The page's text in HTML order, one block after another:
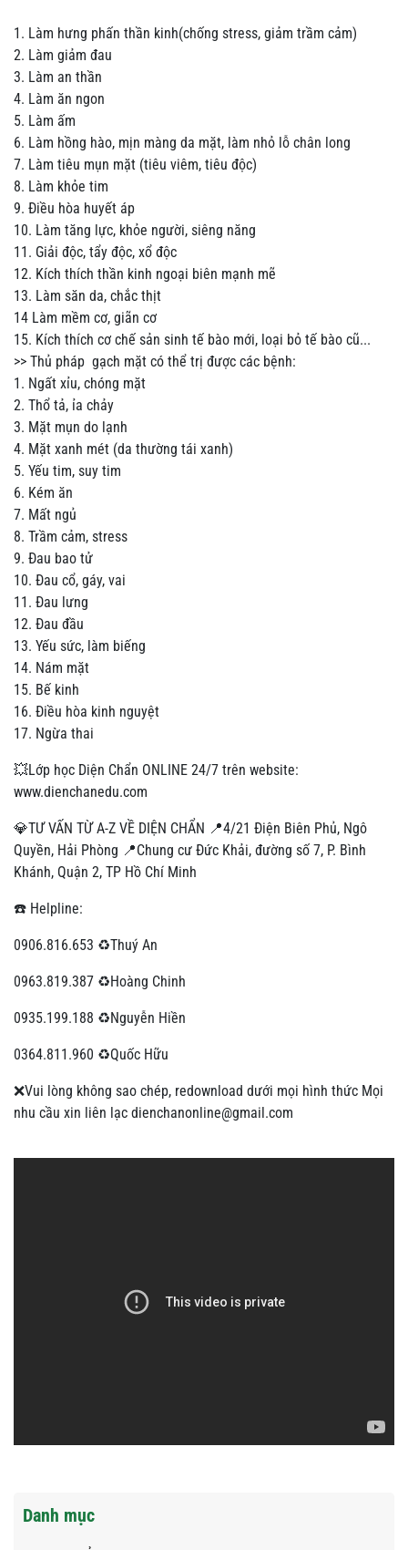
1. Làm hưng phấn thần kinh(chống stress, giảm trầm cảm)
2. Làm giảm đau
3. Làm an thần
4. Làm ăn ngon
5. Làm ấm
6. Làm hồng hào, mịn màng da mặt, làm nhỏ lỗ chân long
7. Làm tiêu mụn mặt (tiêu viêm, tiêu độc)
8. Làm khỏe tim
9. Điều hòa huyết áp
10. Làm tăng lực, khỏe người, siêng năng
11. Giải độc, tẩy độc, xổ độc
12. Kích thích thần kinh ngoại biên mạnh mẽ
13. Làm săn da, chắc thịt
14 Làm mềm cơ, giãn cơ
15. Kích thích cơ chế sản sinh tế bào mới, loại bỏ tế bào cũ...
>> Thủ pháp gạch mặt có thể trị được các bệnh:
1. Ngất xỉu, chóng mặt
2. Thổ tả, ỉa chảy
3. Mặt mụn do lạnh
4. Mặt xanh mét (da thường tái xanh)
5. Yếu tim, suy tim
6. Kém ăn
7. Mất ngủ
8. Trầm cảm, stress
9. Đau bao tử
10. Đau cổ, gáy, vai
11. Đau lưng
12. Đau đầu
13. Yếu sức, làm biếng
14. Nám mặt
15. Bế kinh
16. Điều hòa kinh nguyệt
17. Ngừa thai
💥Lớp học Diện Chẩn ONLINE 24/7 trên website:
www.dienchanedu.com
💎TƯ VẤN TỪ A-Z VỀ DIỆN CHẨN 📍4/21 Điện Biên Phủ, Ngô
Quyền, Hải Phòng 📍Chung cư Đức Khải, đường số 7, P. Bình
Khánh, Quận 2, TP Hồ Chí Minh
☎️ Helpline:
0906.816.653 ♻Thuý An
0963.819.387 ♻Hoàng Chinh
0935.199.188 ♻Nguyễn Hiền
0364.811.960 ♻Quốc Hữu
❌Vui lòng không sao chép, redownload dưới mọi hình thức Mọi
nhu cầu xin liên lạc dienchanonline@gmail.com
Danh mục